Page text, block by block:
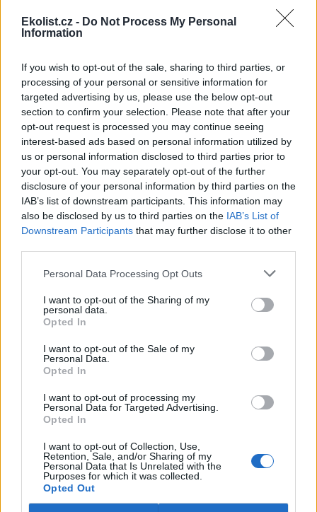
Ekolist.cz - Do Not Process My Personal
Information
If you wish to opt-out of the sale, sharing to third parties, or
processing of your personal or sensitive information for
targeted advertising by us, please use the below opt-out
section to confirm your selection. Please note that after your
opt-out request is processed you may continue seeing
interest-based ads based on personal information utilized by
us or personal information disclosed to third parties prior to
your opt-out. You may separately opt-out of the further
disclosure of your personal information by third parties on the
IAB’s list of downstream participants. This information may
also be disclosed by us to third parties on the IAB’s List of
Downstream Participants that may further disclose it to other
Personal Data Processing Opt Outs
I want to opt-out of the Sharing of my
personal data.
Opted In
I want to opt-out of the Sale of my
Personal Data.
Opted In
I want to opt-out of processing my
Personal Data for Targeted Advertising.
Opted In
I want to opt-out of Collection, Use,
Retention, Sale, and/or Sharing of my
Personal Data that Is Unrelated with the
Purposes for which it was collected.
Opted Out
kontrolovat povolené odběry. Výzva k šetření vodou platí pro
všechny obce spadající pod Jihlavu jako obec s rozšířenou
Celníci odhalili gang překupníků papoušků, zajistili
stovku ptáků
5.8.2026 20:13 (ČTK)
Celníci odhalili gang
překupníků chráněných druhů
papoušků působící v několika
krajích a zajistili asi stovku
ptáků. S odchytem a
zajištěním zvířat celníkům pomohly zoo v Praze, Zlíně a Ostravě. V
ostravské zahradě také papoušci nalezli dočasné útočiště. V
tiskové zprávě nawebucelníků to oznámila mluvčí Celní správy ČR
Martina Kaňková. Případem se zabývá policie.
Island vyhostí aktivisty bojující proti lovu velryb,
pronásledovali velrybáře
5.8.2026 19:54 (ČTK)
Islandské úřady nařídily
poté, co minulý týden
pobřežní stráž s policií zabavily
jejich loď, která pronásledovala velrybářské plavidlo. Pasažéři lodi
Watsona jsou od té doby zadržováni v Reykjavíku. Sám Watson na
palubě nebyl. Píše o tom agentura AFP s odvoláním na islandskou
Záchranná stanice v Praze přijímá kvůli vedrům více
volně žijících zvířat
5.8.2026 17:40 | PRAHA (
Kvůli vysokým letním